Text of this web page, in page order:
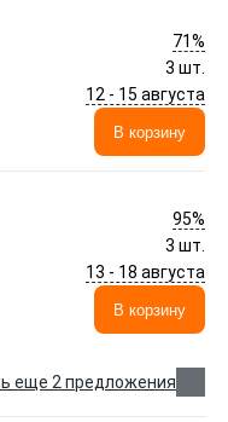
71%
3 шт.
12 - 15 августа
В корзину
95%
3 шт.
13 - 18 августа
В корзину
еще 2 предложения